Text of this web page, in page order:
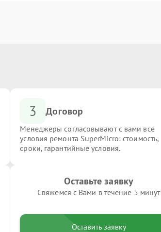
3 Договор
Менеджеры согласовывают с вами все
условия ремонта SuperMicro: стоимость,
сроки, гарантийные условия.
Оставьте заявку
Свяжемся с Вами в течение 5 минут
Оставить заявку